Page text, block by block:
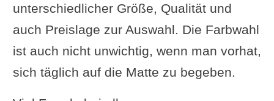
unterschiedlicher Größe, Qualität und
auch Preislage zur Auswahl. Die Farbwahl
ist auch nicht unwichtig, wenn man vorhat,
sich täglich auf die Matte zu begeben.